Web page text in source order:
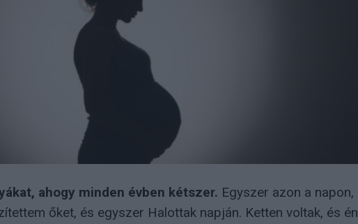
ahogy minden évben kétszer. Egyszer azon a napon,
őket, és egyszer Halottak napján. Ketten voltak, és én